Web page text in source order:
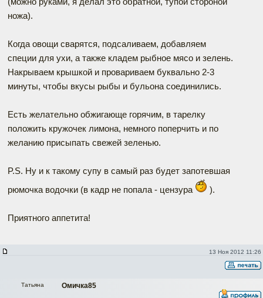
ножа).
Когда овощи сварятся, подсаливаем, добавляем
специи для ухи, а также кладем рыбное мясо и зелень.
Накрываем крышкой и провариваем буквально 2-3
минуты, чтобы вкусы рыбы и бульона соединились.
Есть желательно обжигающе горячим, в тарелку
положить кружочек лимона, немного поперчить и по
желанию присыпать свежей зеленью.
P.S. Ну и к такому супу в самый раз будет запотевшая
рюмочка водочки (в кадр не попала - цензура
).
Приятного аппетита!
13 Ноя 2012 11:26
Омичка85
Татьяна